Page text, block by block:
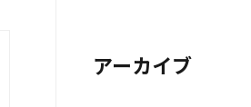
アーカイブ